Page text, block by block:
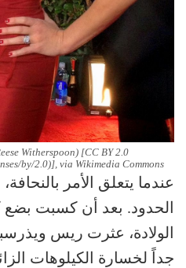
Witherspoon) [CC BY 2.0
by/2.0)], via Wikimedia Commons
عندما يتعلق الأمر
الحدود. بعد أن كسبت بضع
الولادة، عثرت ريس
جداً لخسارة الكيلوهات